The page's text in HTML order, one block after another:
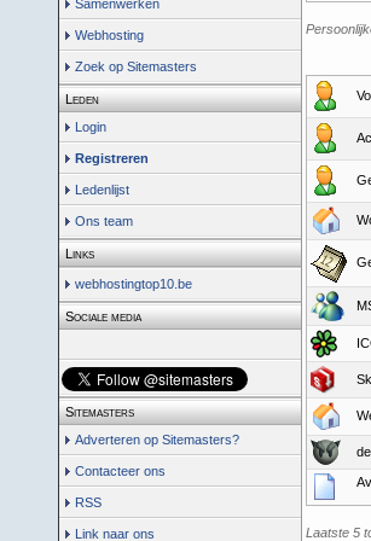
Samenwerken
Webhosting
Zoek op Sitemasters
Leden
Login
Registreren
Ledenlijst
Ons team
Links
webhostingtop10.be
Sociale media
Sitemasters
Adverteren op Sitemasters?
Contacteer ons
RSS
Link naar ons Laatste 5